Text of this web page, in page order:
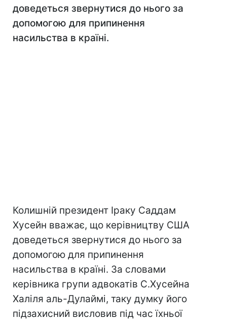
доведеться звернутися до нього за
допомогою для припинення
насильства в країні.
Колишній президент Іраку Саддам
Хусейн вважає, що керівництву США
доведеться звернутися до нього за
допомогою для припинення
насильства в країні. За словами
керівника групи адвокатів С.Хусейна
Халіля аль-Дулаймі, таку думку його
підзахисний висловив під час їхньої